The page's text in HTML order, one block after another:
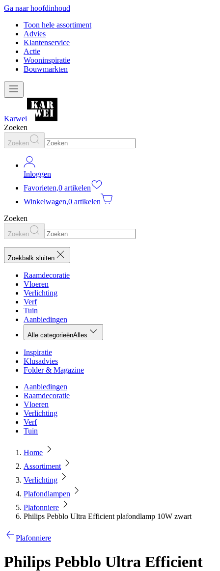
Ga naar hoofdinhoud
Toon hele assortiment
Advies
Klantenservice
Actie
Wooninspiratie
Bouwmarkten
Karwei
Zoeken
Zoeken
Inloggen
Favorieten,0 artikelen
Winkelwagen,0 artikelen
Zoeken
Zoeken
Zoekbalk sluiten
Raamdecoratie
Vloeren
Verlichting
Verf
Tuin
Aanbiedingen
Alle categorieënAlles
Inspiratie
Klusadvies
Folder & Magazine
Aanbiedingen
Raamdecoratie
Vloeren
Verlichting
Verf
Tuin
Home
Assortiment
Verlichting
Plafondlampen
Plafonniere
Philips Pebblo Ultra Efficient plafondlamp 10W zwart
Plafonniere
Philips Pebblo Ultra Efficient